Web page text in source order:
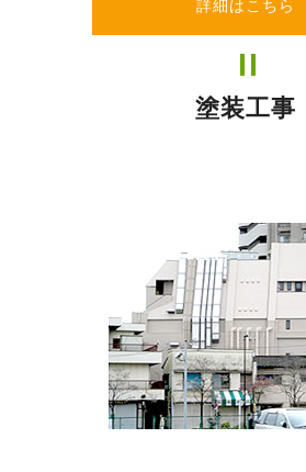
詳細はこちら
塗装工事